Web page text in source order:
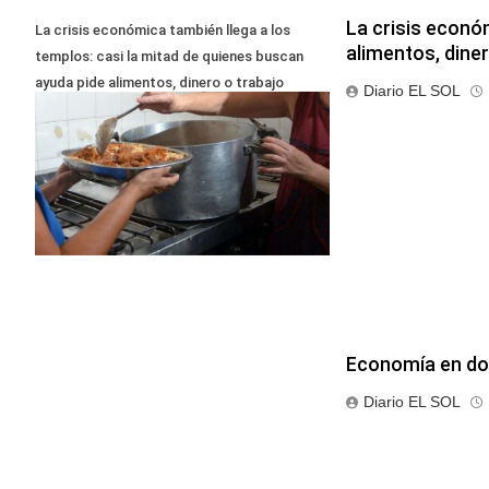
La crisis económica también llega a los
templos: casi la mitad de quienes buscan
ayuda pide alimentos, dinero o trabajo
La crisis
alimentos,
Diario EL SOL
Economía en
Diario EL SOL